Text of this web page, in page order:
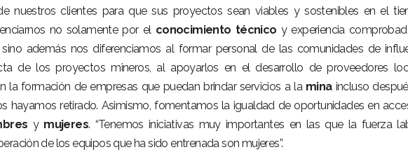
nuestros clientes para que sus proyectos sean viables y sostenibles en el
no solamente por el conocimiento técnico y experiencia
además nos diferenciamos al formar personal de las comunidades de
de los proyectos mineros, al apoyarlos en el desarrollo de proveedores
la formación de empresas que puedan brindar servicios a la minaincluso
hayamos retirado. Asimismo, fomentamos la igualdad de oportunidades en
y mujeres. “Tenemos iniciativas muy importantes en las que la fuerza
de los equipos que ha sido entrenada son mujeres”.